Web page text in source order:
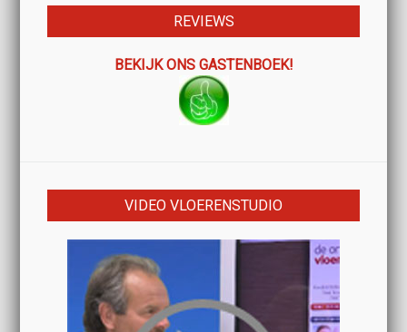
REVIEWS
BEKIJK ONS GASTENBOEK!
VIDEO VLOERENSTUDIO